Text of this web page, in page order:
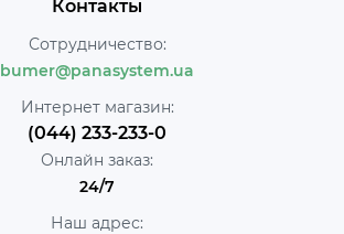
Контакты
Сотрудничество:
bumer@panasystem.ua
Интернет магазин:
(044) 233-233-0
Онлайн заказ:
24/7
Наш адрес: